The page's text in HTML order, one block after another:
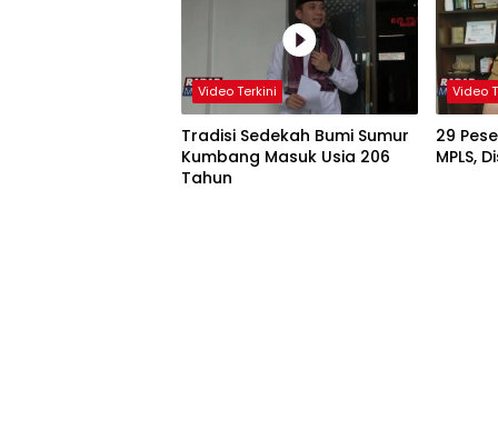
Video Terkini
Tradisi Sedekah Bumi Sumur
Kumbang Masuk Usia 206
Tahun
Video
29